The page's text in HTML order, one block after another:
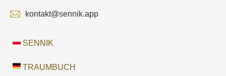
kontakt@sennik.app
SENNIK
TRAUMBUCH